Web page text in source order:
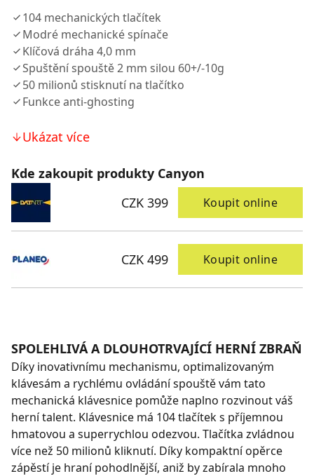
104 mechanických tlačítek
Modré mechanické spínače
Klíčová dráha 4,0 mm
Spuštění spouště 2 mm silou 60+/-10g
50 milionů stisknutí na tlačítko
Funkce anti-ghosting
Ukázat více
Kde zakoupit produkty Canyon
CZK 399
Koupit online
CZK 499 Koupit online
SPOLEHLIVÁ A DLOUHOTRVAJÍCÍ HERNÍ ZBRAŇ
Díky inovativnímu mechanismu, optimalizovaným
klávesám a rychlému ovládání spouště vám tato
mechanická klávesnice pomůže naplno rozvinout váš
herní talent. Klávesnice má 104 tlačítek s příjemnou
hmatovou a superrychlou odezvou. Tlačítka zvládnou
více než 50 milionů kliknutí. Díky kompaktní opěrce
zápěstí je hraní pohodlnější, aniž by zabírala mnoho